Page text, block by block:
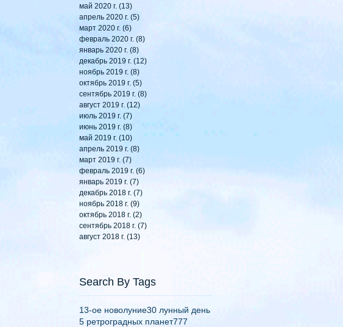
май 2020 г. (13)
апрель 2020 г. (5)
март 2020 г. (6)
февраль 2020 г. (8)
январь 2020 г. (8)
декабрь 2019 г. (12)
ноябрь 2019 г. (8)
октябрь 2019 г. (5)
сентябрь 2019 г. (8)
август 2019 г. (12)
июль 2019 г. (7)
июнь 2019 г. (8) 8 постов
май 2019 г. (10) 10 постов
апрель 2019 г. (8)
март 2019 г. (7)
февраль 2019 г. (6)
январь 2019 г. (7)
декабрь 2018 г. (7)
ноябрь 2018 г. (9)
октябрь 2018 г. (2)
сентябрь 2018 г. (7)
август 2018 г. (13)
Search By Tags
13-ое новолуние30 лунный день
5 ретроградных планет777